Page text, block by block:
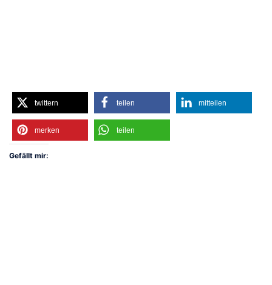
twittern teilen mitteilen
merken teilen
Gefällt mir: